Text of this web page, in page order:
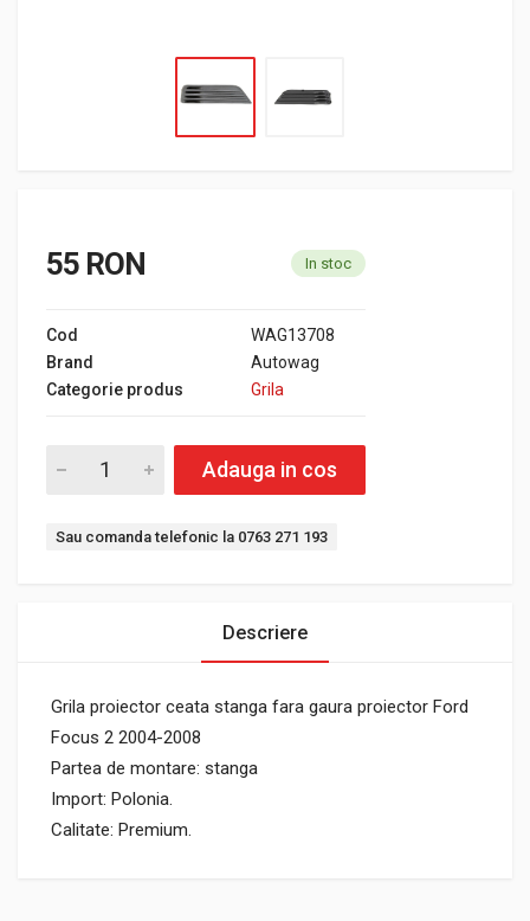
55 RON In stoc
Cod
WAG13708
Brand
Autowag
Categorie produs
Grila
Adauga in cos
Sau comanda telefonic la 0763 271 193
Descriere
Grila proiector ceata stanga fara gaura proiector Ford
Focus 2 2004-2008
Partea de montare: stanga
Import: Polonia.
Calitate: Premium.